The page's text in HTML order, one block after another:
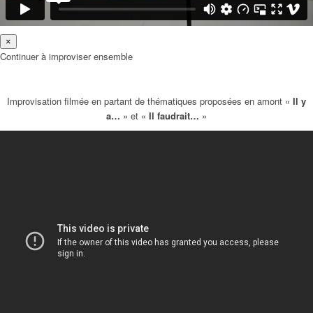
×
Continuer à improviser ensemble
Improvisation filmée en partant de thématiques proposées en amont « Il y
a… » et « Il faudrait… »